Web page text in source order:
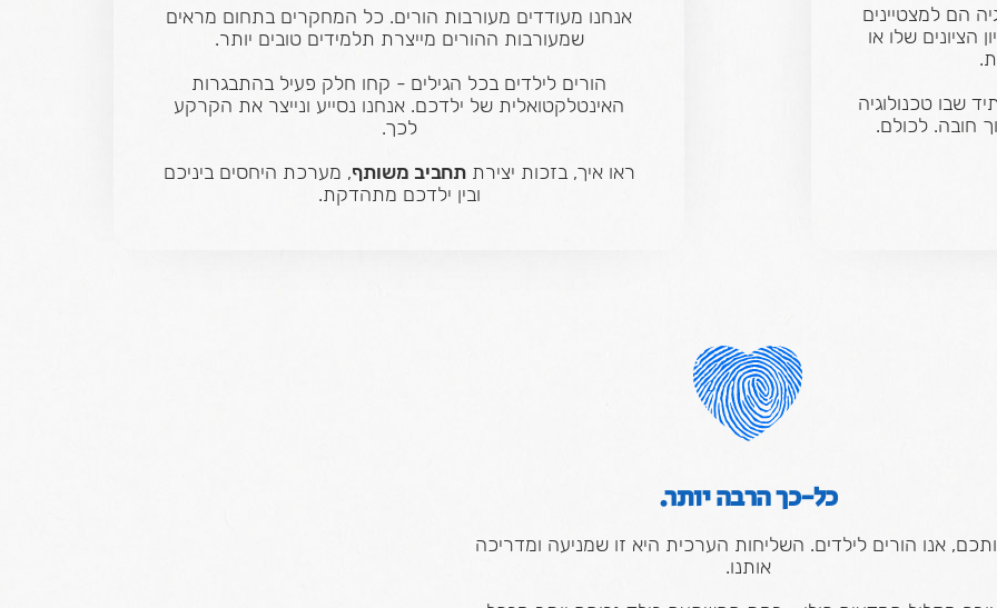
הם למצטיינים
הציונים שלו או
שבו טכנולוגיה
חובה. לכולם.
אנחנו מעודדים מעורבות הורים. כל המחקרים בתחום מראים
שמעורבות ההורים מייצרת תלמידים טובים יותר.
הורים לילדים בכל הגילים - קחו חלק פעיל בהתבגרות
האינטלקטואלית של ילדכם. אנחנו נסייע ונייצר את הקרקע
לכך.
ראו איך, בזכות יצירתתחביב משותף, מערכת היחסים ביניכם
ובין ילדכם מתהדקת.
כל-כך הרבה יותר.
אנו הורים לילדים. השליחות הערכית היא זו שמניעה ומדריכה
אותנו.